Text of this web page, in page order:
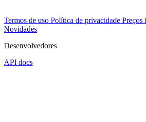
Termos de uso Política de privacidade Preços
Novidades
Desenvolvedores
API docs